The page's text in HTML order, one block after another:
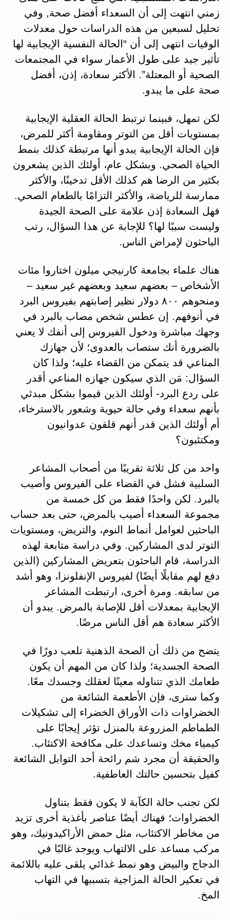
زمني انتهت إلى أن السعداء أفضل صحة, وفي
تحليل لسبعين من هذه الدراسات حول معدلات
الوفيات انتهى إلى أن “الحالة النفسية الإيجابية لها
تأثير جيد على طول الأعمار سواء في المجتمعات
الصحية أو المعتلة”. الأكثر سعادة، إذن، أفضل
صحة على ما يبدو.
لكن تمهل، فبينما ترتبط الحالة العقلية الإيجابية
بمستويات أقل من التوتر ومقاومة أكثر للمرض،
فإن الحالة الإيجابية يبدو أنها مرتبطة كذلك بنمط
الحياة الصحي. وبشكل عام، أولئك الذين يشعرون
بكثير من الرضا هم كذلك الأقل تدخينًا، والأكثر
ممارسة للرياضة، والأكثر التزامًا بالطعام الصحي.
فهل السعادة إذن علامة على الصحة الجيدة
وليست سببًا لها؟ للإجابة عن هذا السؤال، رتب
الباحثون لإمراض الناس.
هناك علماء بجامعة كارنيجي ميلون اختاروا مئات
الأشخاص – بعضهم سعيد وبعضهم غير سعيد –
ومنحوهم ٨٠٠ دولار نظير إصابتهم بفيروس البرد
في أنوفهم. إن عطس شخص مصاب بالبرد في
وجهك مباشرة ودخول الفيروس إلى أنفك لا يعني
بالضرورة أنك ستصاب بالعدوى؛ لأن جهازك
المناعي قد يتمكن من القضاء عليه؛ ولذا كان
السؤال: مَن الذي سيكون جهازه المناعي أقدر
على ردع البرد- أولئك الذين قيموا بشكل مبدئي
بأنهم سعداء وفي حالة حيوية وشعور بالاسترخاء،
أم أولئك الذين قدر أنهم قلقون عدوانيون
ومكتئبون؟
واحد من كل ثلاثة تقريبًا من أصحاب المشاعر
السلبية فشل في القضاء على الفيروس وأصيب
بالبرد. لكن واحدًا فقط من كل خمسة من
مجموعة السعداء أصيب بالمرض، حتى بعد حساب
الباحثين لعوامل أنماط النوم، والتريض، ومستويات
التوتر لدى المشاركين. وفي دراسة متابعة لهذه
الدراسة، قام الباحثون بتعريض المشاركين (الذين
دفع لهم مقابلًا أيضًا) لفيروس الإنفلونزا، وهو أشد
من سابقه. ومرة أخرى، ارتبطت المشاعر
الإيجابية بمعدلات أقل للإصابة بالمرض. يبدو أن
الأكثر سعادة هم أقل الناس مرضًا.
يتضح من ذلك أن الصحة الذهنية تلعب دورًا في
الصحة الجسدية؛ ولذا كان من المهم أن يكون
طعامك الذي تتناوله معينًا لعقلك وجسدك معًا.
وكما سترى، فإن الأطعمة الشائعة من
الخضراوات ذات الأوراق الخضراء إلى تشكيلات
الطماطم المزروعة بالمنزل تؤثر إيجابًا على
كيمياء مخك وتساعدك على مكافحة الاكتئاب.
والحقيقة أن مجرد شم رائحة أحد التوابل الشائعة
كفيل بتحسين حالتك العاطفية.
لكن تجنب حالة الكآبة لا يكون فقط بتناول
الخضراوات؛ فهناك أيضًا عناصر بأغذية أخرى تزيد
من مخاطر الاكتئاب، مثل حمض الأراكيدونيك، وهو
مركب مساعد على الالتهاب ويوجد غالبًا في
الدجاج والبيض وهو نمط غذائي يلقى عليه باللائمة
في تعكير الحالة المزاجية بتسببها في التهاب
المخ.